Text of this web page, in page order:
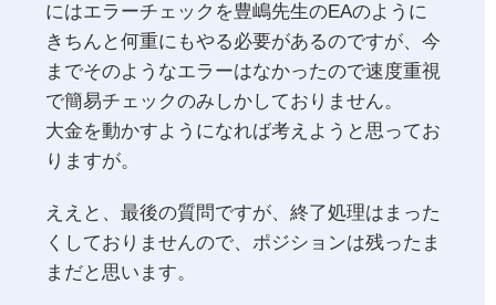
にはエラーチェックを豊嶋先生のEAのように
きちんと何重にもやる必要があるのですが、今
までそのようなエラーはなかったので速度重視
で簡易チェックのみしかしておりません。
大金を動かすようになれば考えようと思ってお
りますが。
ええと、最後の質問ですが、終了処理はまった
くしておりませんので、ポジションは残ったま
まだと思います。